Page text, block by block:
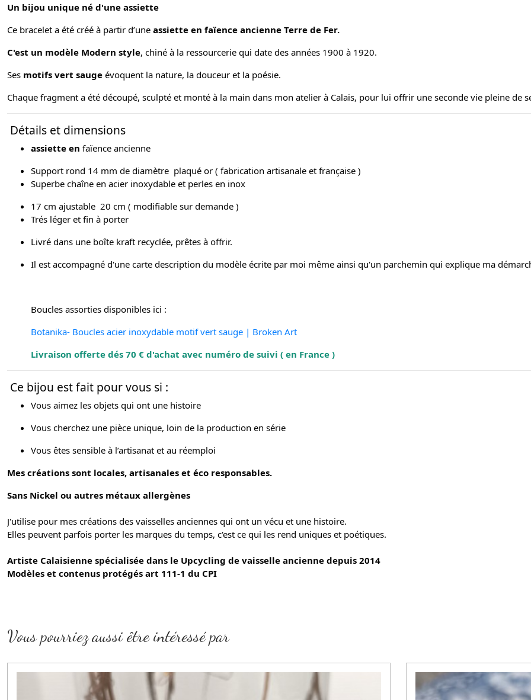
Un bijou unique né d'une assiette
Ce bracelet a été créé à partir d’une assiette en faïence ancienne Terre de Fer.
C'est un modèle Modern style, chiné à la ressourcerie qui date des années 1900 à 1920.
Ses motifs vert sauge évoquent la nature, la douceur et la poésie.
Chaque fragment a été découpé, sculpté et monté à la main dans mon atelier à Calais, pour lui offrir une seconde vie pleine de
Détails et dimensions
assiette en faïence ancienne
Support rond 14 mm de diamètre plaqué or ( fabrication artisanale et française )
Superbe chaîne en acier inoxydable et perles en inox
17 cm ajustable 20 cm ( modifiable sur demande )
Trés léger et fin à porter
Livré dans une boîte kraft recyclée, prêtes à offrir.
Il est accompagné d'une carte description du modèle écrite par moi même ainsi qu'un parchemin qui explique ma
Boucles assorties disponibles ici :
Botanika- Boucles acier inoxydable motif vert sauge | Broken Art
Livraison offerte dés 70 € d'achat avec numéro de suivi ( en France )
Ce bijou est fait pour vous si :
Vous aimez les objets qui ont une histoire
Vous cherchez une pièce unique, loin de la production en série
Vous êtes sensible à l’artisanat et au réemploi
Mes créations sont locales, artisanales et éco responsables.
Sans Nickel ou autres métaux allergènes
J'utilise pour mes créations des vaisselles anciennes qui ont un vécu et une histoire.
Elles peuvent parfois porter les marques du temps, c'est ce qui les rend uniques et poétiques.
Artiste Calaisienne spécialisée dans le Upcycling de vaisselle ancienne depuis 2014
Modèles et contenus protégés art 111-1 du CPI
Vous pourriez aussi être intéressé par